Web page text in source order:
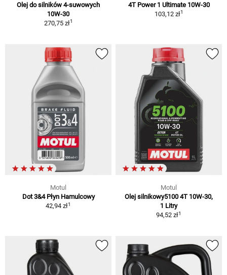
Olej do silników 4-suwowych
10W-30
270,75 zł1
4T Power 1 Ultimate 10W-30
103,12 zł1
Motul
Dot 3&4 Płyn Hamulcowy
42,94 zł1
Motul
Olej silnikowy5100 4T 10W-30,
1 Litry
94,52 zł1